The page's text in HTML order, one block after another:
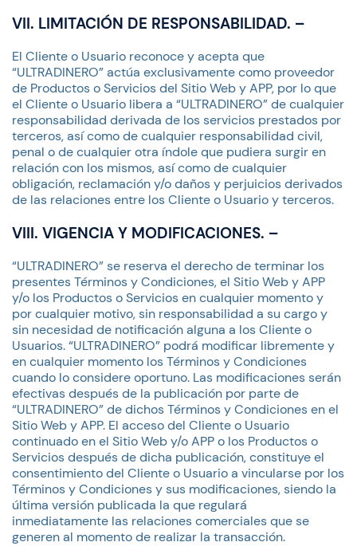
VII. LIMITACIÓN DE RESPONSABILIDAD. –
El Cliente o Usuario reconoce y acepta que
“ULTRADINERO” actúa exclusivamente como proveedor
de Productos o Servicios del Sitio Web y APP, por lo que
el Cliente o Usuario libera a “ULTRADINERO” de cualquier
responsabilidad derivada de los servicios prestados por
terceros, así como de cualquier responsabilidad civil,
penal o de cualquier otra índole que pudiera surgir en
relación con los mismos, así como de cualquier
obligación, reclamación y/o daños y perjuicios derivados
de las relaciones entre los Cliente o Usuario y terceros.
VIII. VIGENCIA Y MODIFICACIONES. –
“ULTRADINERO” se reserva el derecho de terminar los
presentes Términos y Condiciones, el Sitio Web y APP
y/o los Productos o Servicios en cualquier momento y
por cualquier motivo, sin responsabilidad a su cargo y
sin necesidad de notificación alguna a los Cliente o
Usuarios. “ULTRADINERO” podrá modificar libremente y
en cualquier momento los Términos y Condiciones
cuando lo considere oportuno. Las modificaciones serán
efectivas después de la publicación por parte de
“ULTRADINERO” de dichos Términos y Condiciones en el
Sitio Web y APP. El acceso del Cliente o Usuario
continuado en el Sitio Web y/o APP o los Productos o
Servicios después de dicha publicación, constituye el
consentimiento del Cliente o Usuario a vincularse por los
Términos y Condiciones y sus modificaciones, siendo la
última versión publicada la que regulará
inmediatamente las relaciones comerciales que se
generen al momento de realizar la transacción.